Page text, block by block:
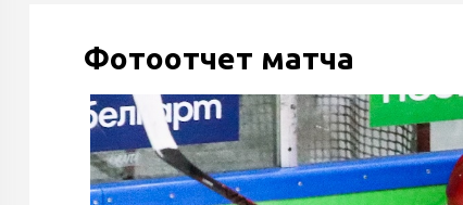
Фотоотчет матча